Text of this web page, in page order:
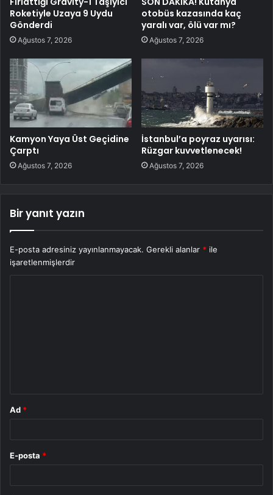
Roketiyle Uzaya 9 Uydu
Gönderdi
Ağustos 7, 2026
otobüs kazasında kaç
yaralı var, ölü var mı?
Ağustos 7, 2026
Kamyon Yaya Üst Geçidine
Çarptı
Ağustos 7, 2026
İstanbul’a poyraz uyarısı:
Rüzgar kuvvetlenecek!
Ağustos 7, 2026
Bir yanıt yazın
E-posta adresiniz yayınlanmayacak. Gerekli alanlar * ile
işaretlenmişlerdir
Ad *
E-posta *